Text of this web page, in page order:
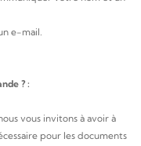
e-mail.
? :
vous invitons à avoir à
pour les documents